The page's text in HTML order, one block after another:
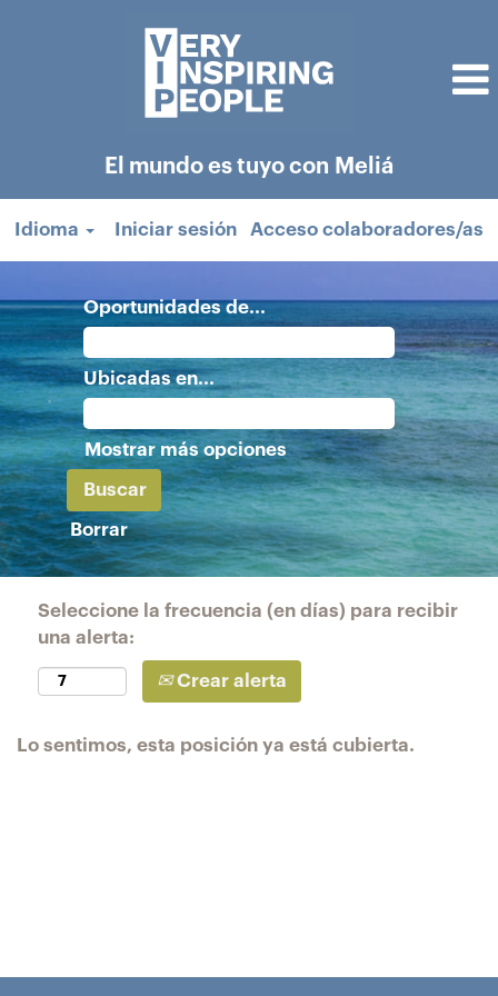
El mundo es tuyo con Meliá
Idioma Iniciar sesión Acceso colaboradores/as
Oportunidades de...
Ubicadas en...
Mostrar más opciones
Borrar
Seleccione la frecuencia (en días) para recibir
una alerta:
Crear alerta
Lo sentimos, esta posición ya está cubierta.